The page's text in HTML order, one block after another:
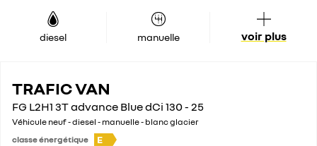
diesel manuelle voir plus
TRAFIC VAN
FG L2H1 3T advance Blue dCi 130 - 25
Véhicule neuf - diesel - manuelle - blanc glacier
classe énergétique
E